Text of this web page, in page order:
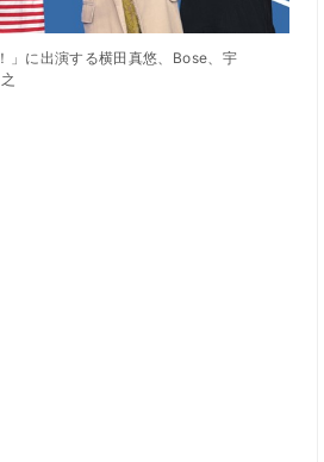
」に出演する横田真悠、Bose、宇